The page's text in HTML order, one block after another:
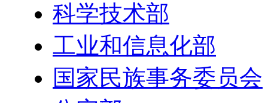
科学技术部
工业和信息化部
国家民族事务委员会